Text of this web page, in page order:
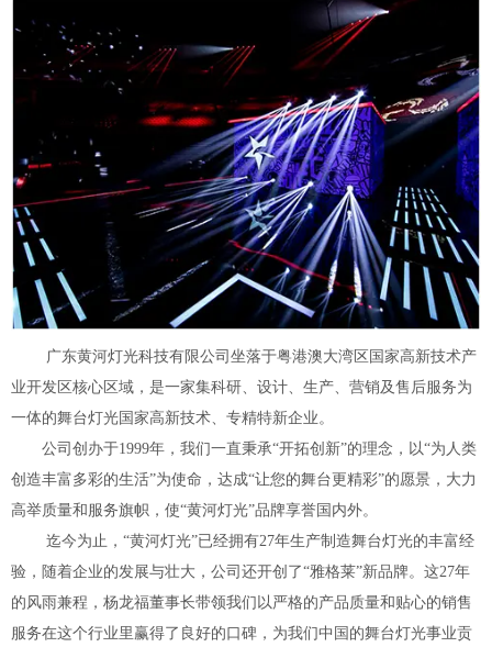
广东黄河灯光科技有限公司坐落于粤港澳大湾区国家高新技术产
业开发区核心区域，是一家集科研、设计、生产、营销及售后服务为
一体的舞台灯光国家高新技术、专精特新企业。
公司创办于1999年，我们一直秉承“开拓创新”的理念，以“为人类
创造丰富多彩的生活”为使命，达成“让您的舞台更精彩”的愿景，大力
高举质量和服务旗帜，使“黄河灯光”品牌享誉国内外。
迄今为止，“黄河灯光”已经拥有27年生产制造舞台灯光的丰富经
验，随着企业的发展与壮大，公司还开创了“雅格莱”新品牌。这27年
的风雨兼程，杨龙福董事长带领我们以严格的产品质量和贴心的销售
服务在这个行业里赢得了良好的口碑，为我们中国的舞台灯光事业贡